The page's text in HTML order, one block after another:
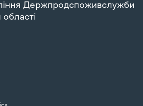
Держпродспоживслужби